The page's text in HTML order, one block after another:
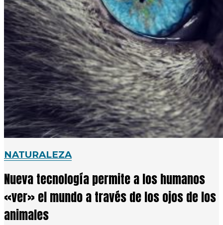
NATURALEZA
Nueva tecnología permite a los humanos
«ver» el mundo a través de los ojos de los
animales